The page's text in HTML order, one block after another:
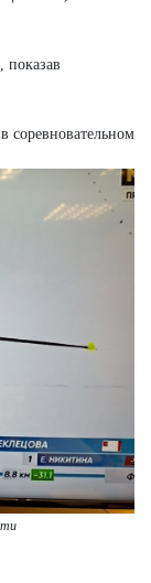
показав
соревновательном